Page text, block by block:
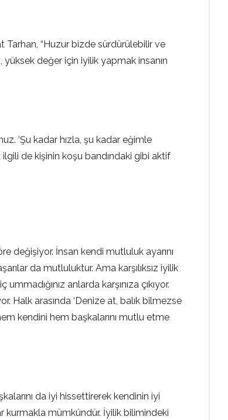
Tarhan, “Huzur bizde sürdürülebilir ve
değer için iyilik yapmak insanın
‘Şu kadar hızla, şu kadar eğimle
de kişinin koşu bandındaki gibi aktif
değişiyor. İnsan kendi mutluluk ayarını
da mutluluktur. Ama karşılıksız iyilik
anlarda karşınıza çıkıyor.
Halk arasında ‘Denize at, balık bilmezse
kendini hem başkalarını mutlu etme
da iyi hissettirerek kendinin iyi
kurmakla mümkündür. İyilik bilimindeki